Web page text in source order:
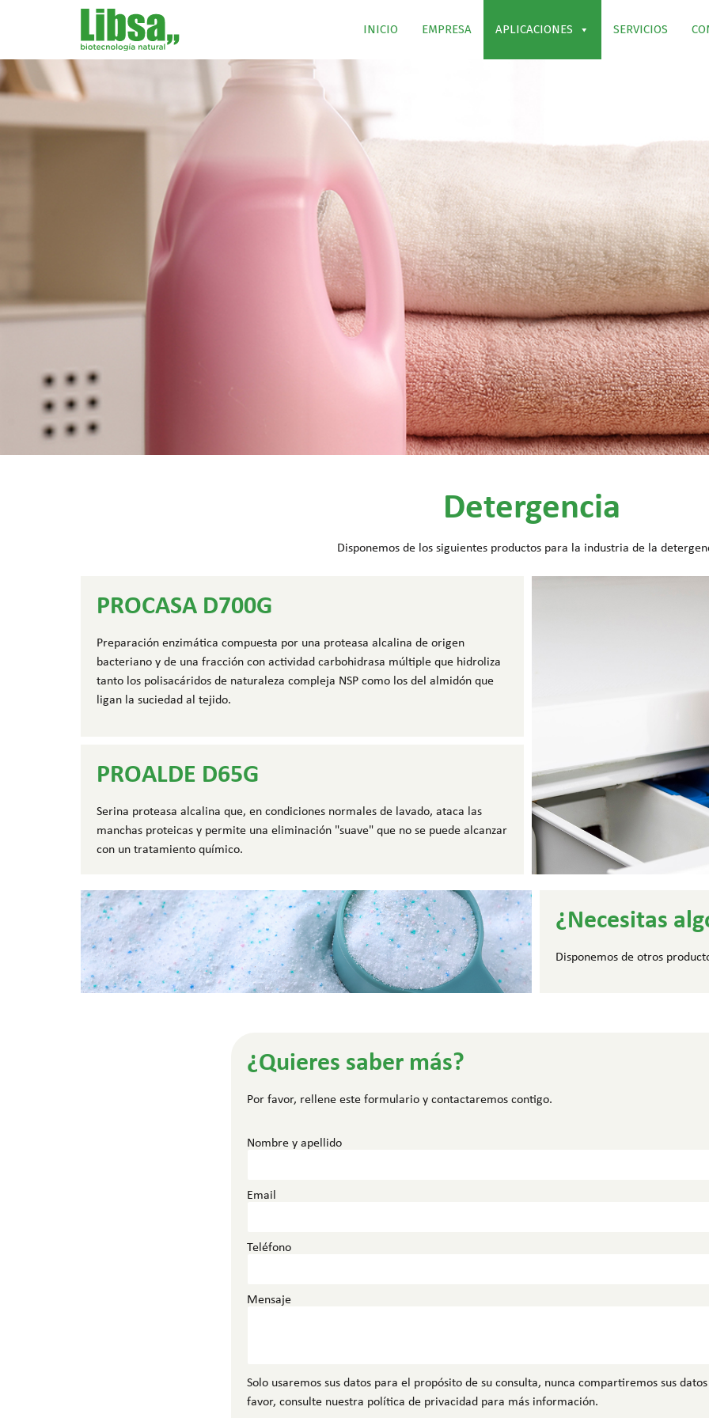
INICIO EMPRESA APLICACIONES SERVICIOS
Detergencia
Disponemos de los siguientes productos para la industria de la
PROCASA D700G
Preparación enzimática compuesta por una proteasa alcalina de origen
bacteriano y de una fracción con actividad carbohidrasa múltiple que hidroliza
tanto los polisacáridos de naturaleza compleja NSP como los del almidón que
ligan la suciedad al tejido.
PROALDE D65G
Serina proteasa alcalina que, en condiciones normales de lavado, ataca las
manchas proteicas y permite una eliminación "suave" que no se puede alcanzar
con un tratamiento químico.
¿Necesitas
Disponemos de otros
¿Quieres saber más?
Por favor, rellene este formulario y contactaremos contigo.
Nombre y apellido
Email
Teléfono
Mensaje
Solo usaremos sus datos para el propósito de su consulta, nunca compartiremos sus
favor, consulte nuestra política de privacidad para más información.